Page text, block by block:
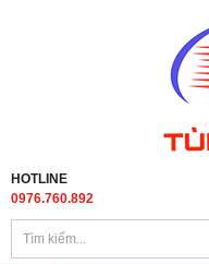
HOTLINE
0976.760.892